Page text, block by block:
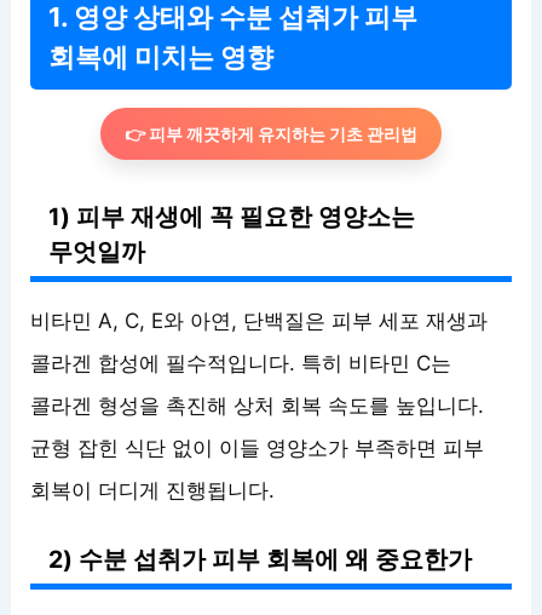
1. 영양 상태와 수분 섭취가 피부
회복에 미치는 영향
👉 피부 깨끗하게 유지하는 기초 관리법
1) 피부 재생에 꼭 필요한 영양소는
무엇일까
비타민 A, C, E와 아연, 단백질은 피부 세포 재생과
콜라겐 합성에 필수적입니다. 특히 비타민 C는
콜라겐 형성을 촉진해 상처 회복 속도를 높입니다.
균형 잡힌 식단 없이 이들 영양소가 부족하면 피부
회복이 더디게 진행됩니다.
2) 수분 섭취가 피부 회복에 왜 중요한가